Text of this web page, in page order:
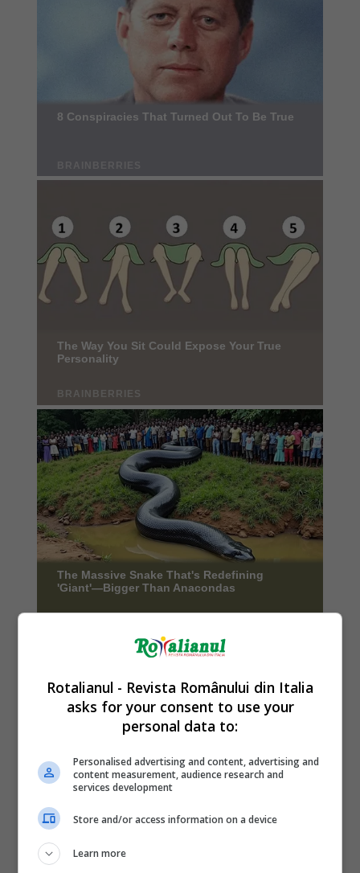
Rotalianul - Revista Românului din Italia
asks for your consent to use your
personal data to:
Personalised advertising and content, advertising and
content measurement, audience research and
services development
Store and/or access information on a device
Learn more